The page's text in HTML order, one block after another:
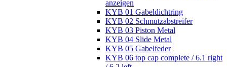
anzeigen
KYB 01 Gabeldichtring
KYB 02 Schmutzabstreifer
KYB 03 Piston Metal
KYB 04 Slide Metal
KYB 05 Gabelfeder
KYB 06 top cap complete / 6.1 right